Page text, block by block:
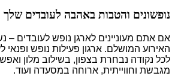
נופשונים והטבות באהבה לעובדים שלך
אם אתם מעוניינים לארגן נופש לעובדים –
האירוע המושלם. ארגון פעילות נופש ופנאי
לכל נקודה נבחרת בצפון, בשילוב מלון
מגבשת וחווייתית, ארוחה במסעדה ועוד.